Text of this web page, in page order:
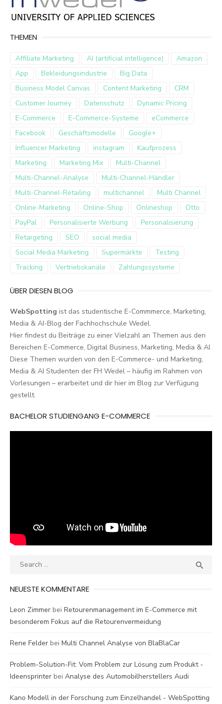
THEMEN
Affiliate Marketing AI (artificial intelligence)
Amazon
App
Bekleidungsindustrie
Big Data
Business Model Canvas
Content Marketing
CRM
Customer Journey
Datenschutz
Dynamic Pricing
E-Commerce
E-Commerce-Systeme
eCommerce
Facebook
Geschäftsmodelle
Google+
Influencer Marketing
instagram
Kaufprozess
Marketing
Marketing Mix
Multi-Channel
Multi-Channel-Analyse
Multi-Channel-Händler
Multi-Channel-Retailing
multichannel
Multi Channel
Online-Marketing
Online-Shop Onlineshop
Otto
PayPal
Personalisierte Werbung
Personalisierung
Retargeting
SEO
social media
Social Media Marketing
Supermärkte
Testing
Tracking
Vertriebskanäle Zahlungssysteme
ÜBER DIESEN BLOG
WebSpotting ist das studentische E-Commmerce, Marketing,
Media & AI-Blog der Fachhochschule Wedel.
Hier findest du Beiträge zu einer Vielzahl an Themen aus den
Bereichen E-Commerce, Digital Business, Marketing, Media & AI.
Diese Themen wurden von den E-Commerce- und Marketing,
Media & AI Studenten der FH Wedel – häufig im Rahmen von
Vorlesungen – erarbeitet und dir hier im Blog zur Verfügung
gestellt.
BACHELOR STUDIENGANG E-COMMERCE
Search

NEUESTE KOMMENTARE
Leon Zimmer bei Retourenmanagement im E-Commerce mit
besonderem Fokus auf die Retourenvermeidung
Rene Felder bei Multi Channel Analyse von BlaBlaCar
Problem-Solution-Fit: Vom Problem zur Lösung zum Produkt -
Ideensprinter bei Analyse des Automobilherstellers Audi
Kano Modell in der Forschung zum Einzelhandel - WebSpotting